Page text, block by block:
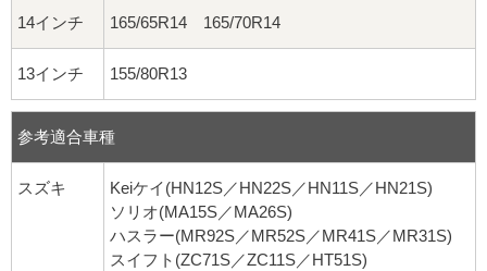
14インチ 165/65R14 165/70R14
13インチ 155/80R13
参考適合車種
スズキ
Keiケイ(HN12S／HN22S／HN11S／HN21S)
ソリオ(MA15S／MA26S)
ハスラー(MR92S／MR52S／MR41S／MR31S)
スイフト(ZC71S／ZC11S／HT51S)